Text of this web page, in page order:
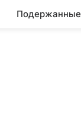
Подержанные